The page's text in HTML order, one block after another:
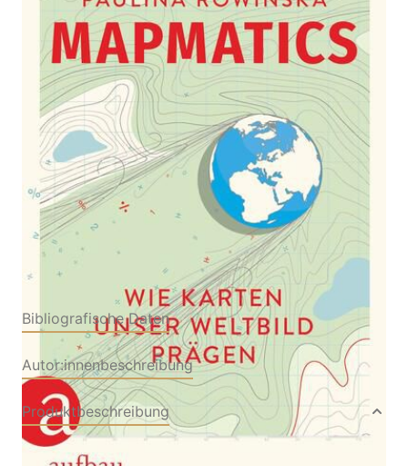
Wie Karten unser Weltbild prägen
VonPaulina Rowińska
Verlag: Aufbau 13.08.2024
Buch 448 Seiten
Hardcover
ISBN: 978-3-
35104193-9
Bibliografische Daten
Autor:innenbeschreibung
Produktbeschreibung
Ein Buch, das unser Weltbild ins Wanken